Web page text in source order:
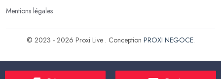
Mentions légales
© 2023 - 2026 Proxi Live . Conception PROXI NEGOCE.